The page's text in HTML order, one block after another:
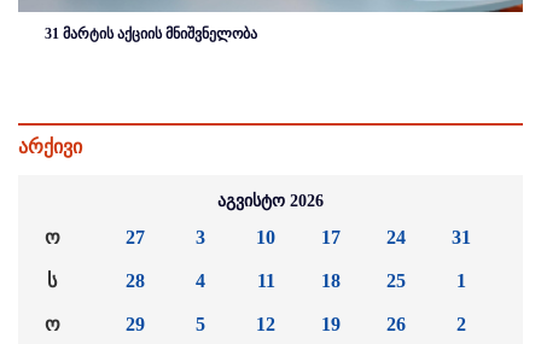
31 მარტის აქციის მნიშვნელობა
არქივი
აგვისტო 2026
ო
ს
ო
27
28
29
3
4
5
10
11
12
17
18
19
24
25
26
31
1
2